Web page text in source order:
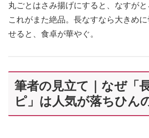
丸ごとはさみ揚げにすると、なすがと
これがまた絶品。長なすなら大きめ
せると、食卓が華やぐ。
筆者の見立て｜なぜ「
ピ」は人気が落ちひん